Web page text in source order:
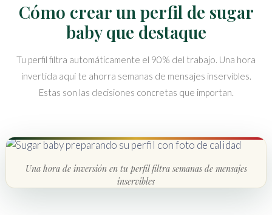
Cómo crear un perfil de sugar
baby que destaque
Tu perfil filtra automáticamente el 90% del trabajo. Una hora
invertida aquí te ahorra semanas de mensajes inservibles.
Estas son las decisiones concretas que importan.
Una hora de inversión en tu perfil filtra semanas de mensajes
inservibles